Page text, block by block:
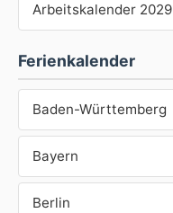
Arbeitskalender 2029
Ferienkalender
Baden-Württemberg
Bayern
Berlin